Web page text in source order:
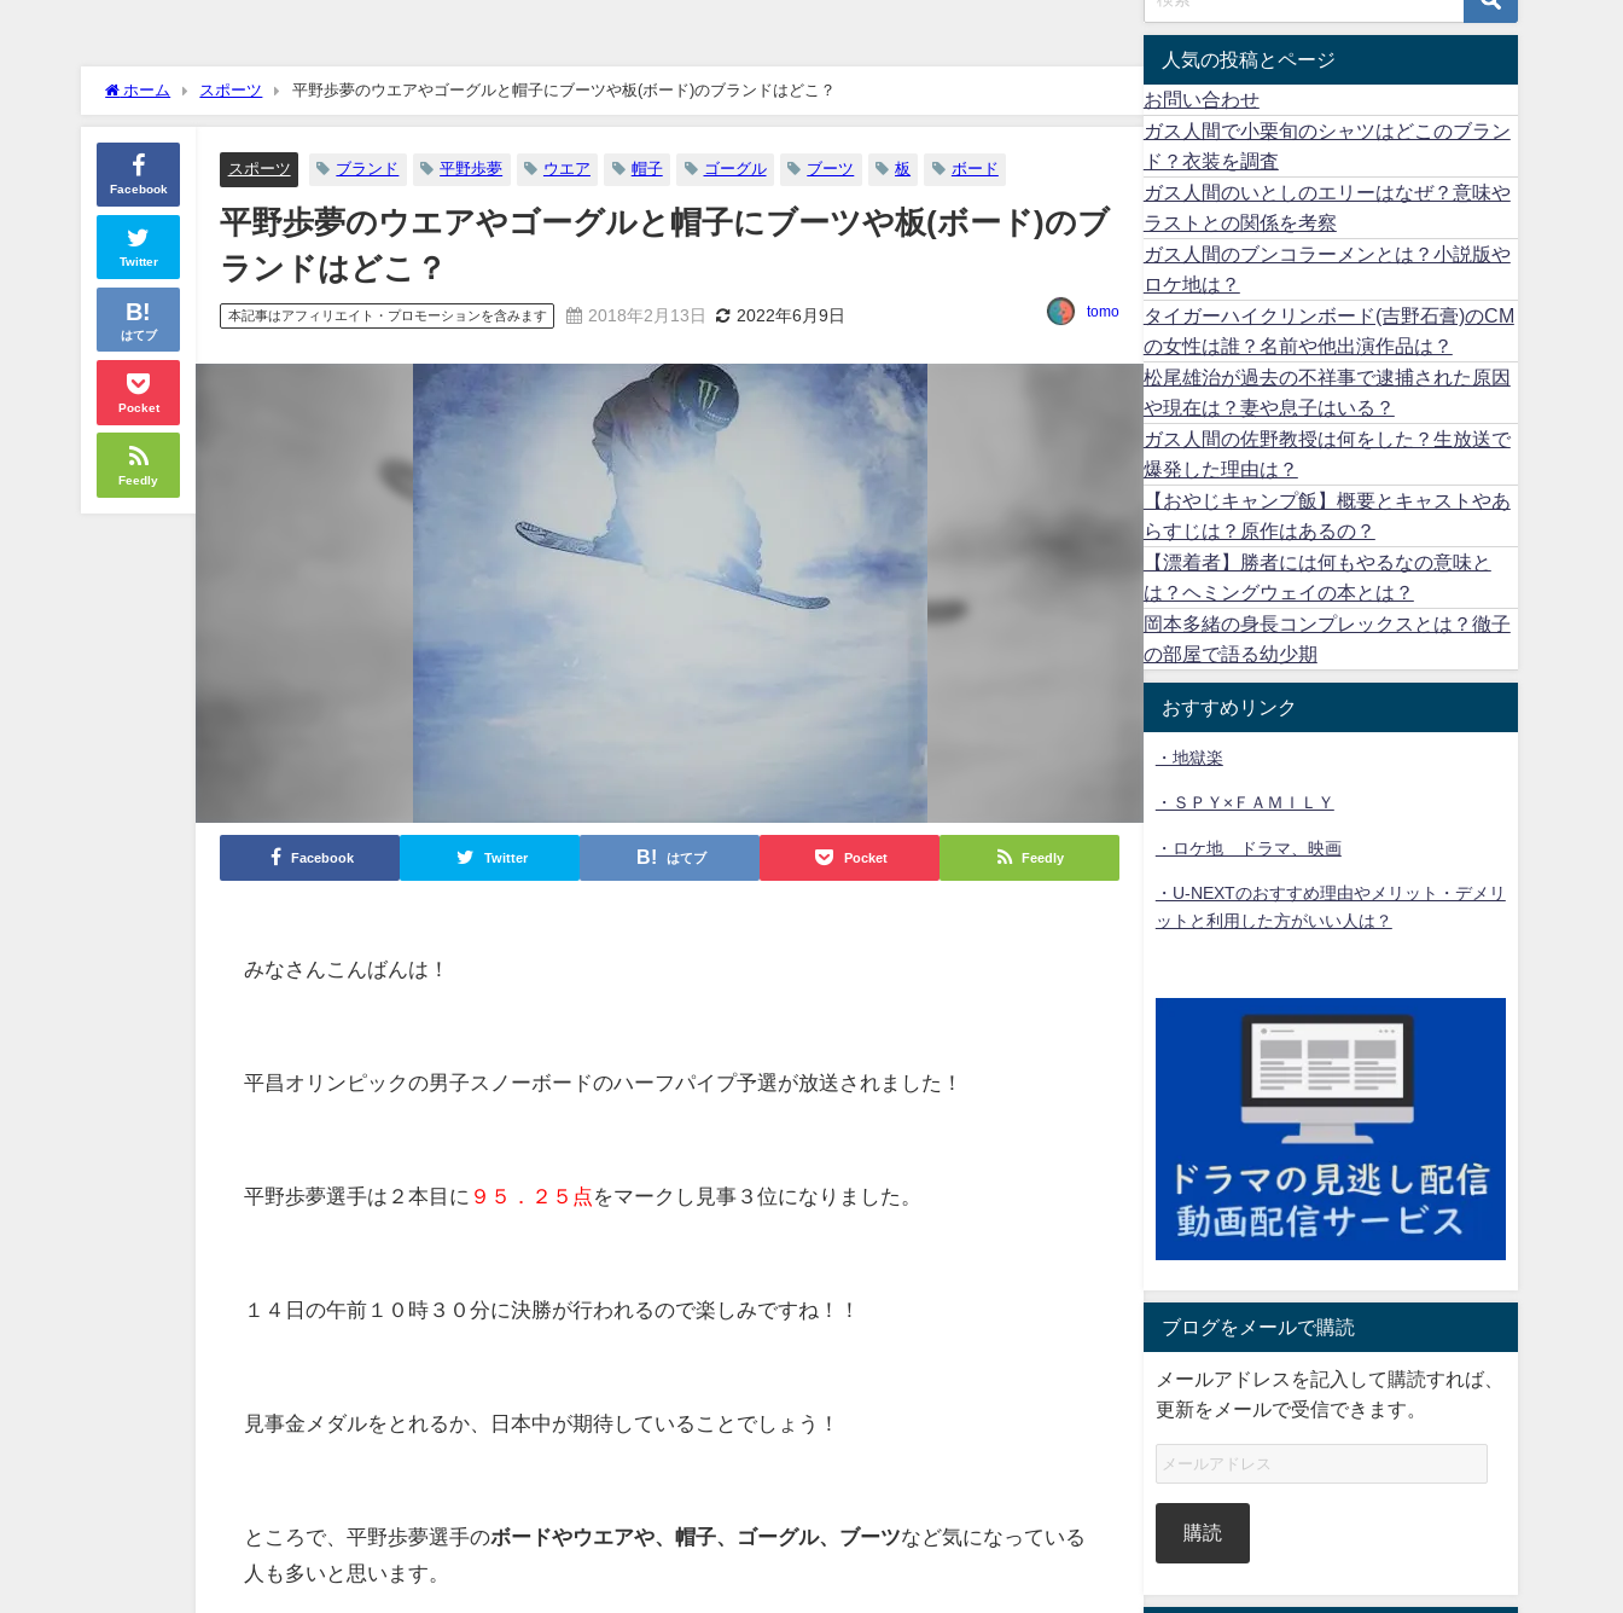
ホーム スポーツ 平野歩夢のウエアやゴーグルと帽子にブーツや板(ボード)のブランドはどこ？
Facebook
Twitter
はてブ
Pocket
Feedly
スポーツ ブランド 平野歩夢 ウエア 帽子 ゴーグル ブーツ 板 ボード
平野歩夢のウエアやゴーグルと帽子にブーツや板(ボード)のブ
ランドはどこ？
本記事はアフィリエイト・プロモーションを含みます 2018年2月13日 2022年6月9日 tomo
Facebook Twitter はてブ Pocket Feedly
みなさんこんばんは！
平昌オリンピックの男子スノーボードのハーフパイプ予選が放送されました！
平野歩夢選手は２本目に ９５．２５点をマークし見事３位になりました。
１４日の午前１０時３０分に決勝が行われるので楽しみですね！！
見事金メダルをとれるか、日本中が期待していることでしょう！
ところで、平野歩夢選手のボードやウエアや、帽子、ゴーグル、ブーツなど気になっている
人も多いと思います。
人気の投稿とページ
お問い合わせ
ガス人間で小栗旬のシャツはどこのブラン
ド？衣装を調査
ガス人間のいとしのエリーはなぜ？意味や
ラストとの関係を考察
ガス人間のブンコラーメンとは？小説版や
ロケ地は？
タイガーハイクリンボード(吉野石膏)のCM
の女性は誰？名前や他出演作品は？
松尾雄治が過去の不祥事で逮捕された原因
や現在は？妻や息子はいる？
ガス人間の佐野教授は何をした？生放送で
爆発した理由は？
【おやじキャンプ飯】概要とキャストやあ
らすじは？原作はあるの？
【漂着者】勝者には何もやるなの意味と
は？ヘミングウェイの本とは？
岡本多緒の身長コンプレックスとは？徹子
の部屋で語る幼少期
おすすめリンク
・地獄楽
・ＳＰＹ×ＦＡＭＩＬＹ
・ロケ地 ドラマ、映画
・U-NEXTのおすすめ理由やメリット・デメリ
ットと利用した方がいい人は？
ブログをメールで購読
メールアドレスを記入して購読すれば、
更新をメールで受信できます。
購読